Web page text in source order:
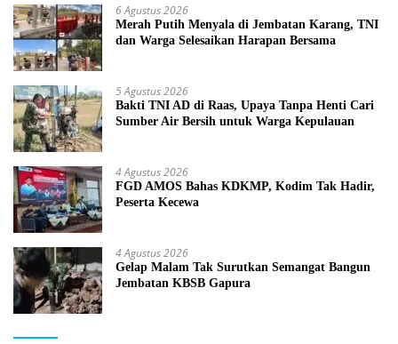
6 Agustus 2026
Merah Putih Menyala di Jembatan Karang, TNI
dan Warga Selesaikan Harapan Bersama
5 Agustus 2026
Bakti TNI AD di Raas, Upaya Tanpa Henti Cari
Sumber Air Bersih untuk Warga Kepulauan
4 Agustus 2026
FGD AMOS Bahas KDKMP, Kodim Tak Hadir,
Peserta Kecewa
4 Agustus 2026
Gelap Malam Tak Surutkan Semangat Bangun
Jembatan KBSB Gapura